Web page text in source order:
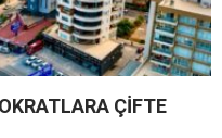
ÇİFTE